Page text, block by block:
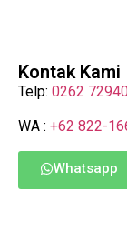
Kontak Kami
Telp: 0262
WA : +62 822-
Whatsapp